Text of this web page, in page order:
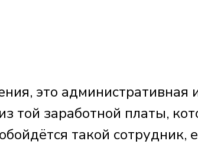
это административная
той заработной платы,
такой сотрудник,